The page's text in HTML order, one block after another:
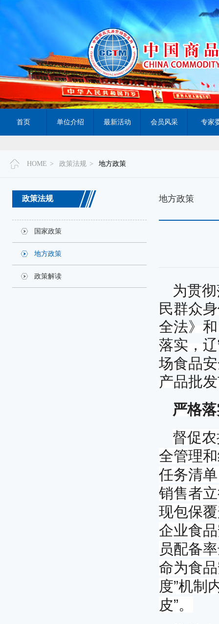
首页 单位介绍 最新活动 会员风采 专家
HOME > 政策法规 > 地方政策
政策法规
国家政策
地方政策
政策解读
地方政策
为贯
民群众
全法》
落实，
场食品
产品批
严格
督促
全管理
任务清
销售者
现包保
企业食
员配备
命为食
度”机制
皮”。